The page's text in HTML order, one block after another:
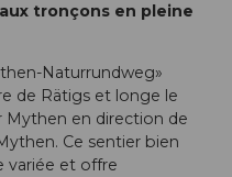
tronçons en pleine
Naturrundweg»
de Rätigs et longe le
Mythen en direction de
Ce sentier bien
variée et offre